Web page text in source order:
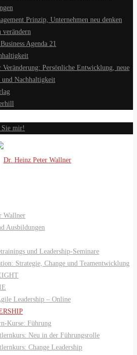
Prinzip, Unternehmen neu denken
verändern
Agenda 21
Persönliche Entwicklung, neue
und Nachhaltigkeit
Sie mir!
Wallner
Ausbildungen
und Leadership-Seminare
Strategie, Change und Teamentwicklung
Leadership – Online
Kurse: Führung
Neu in der Führungsrolle
Change Leadership